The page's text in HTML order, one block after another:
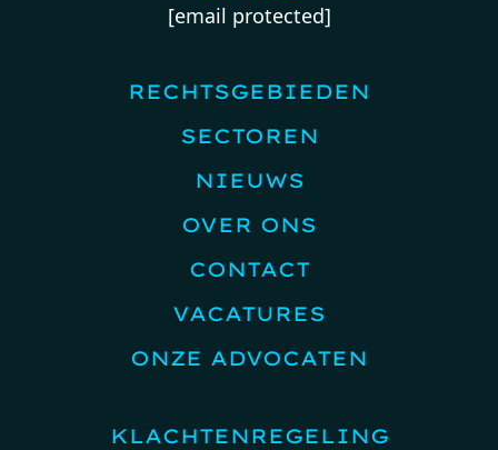
[email protected]
RECHTSGEBIEDEN
SECTOREN
NIEUWS
OVER ONS
CONTACT
VACATURES
ONZE ADVOCATEN
KLACHTENREGELING